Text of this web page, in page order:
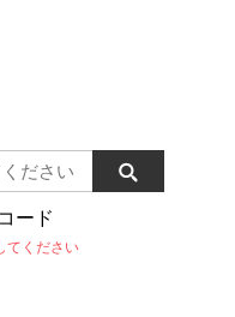
ード
てください